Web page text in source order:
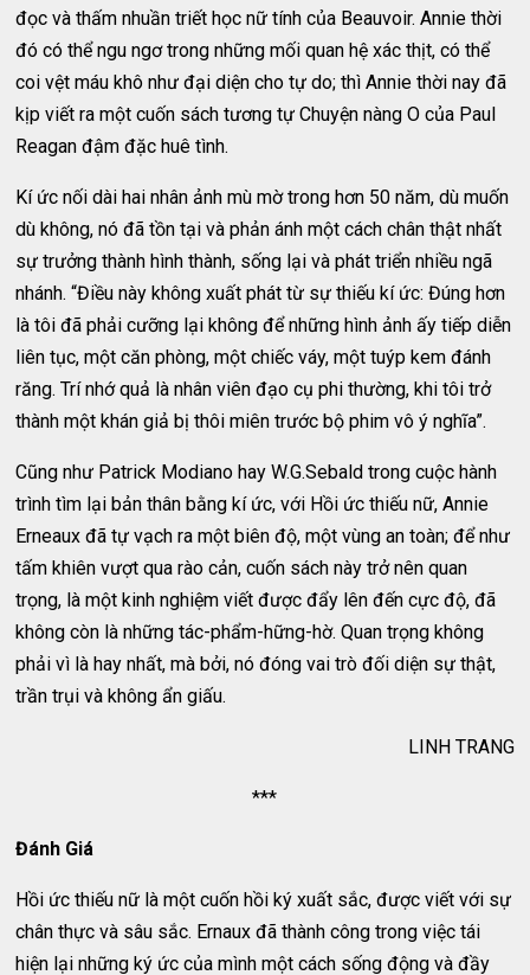
đọc và thấm nhuần triết học nữ tính của Beauvoir. Annie thời
đó có thể ngu ngơ trong những mối quan hệ xác thịt, có thể
coi vệt máu khô như đại diện cho tự do; thì Annie thời nay đã
kịp viết ra một cuốn sách tương tự Chuyện nàng O của Paul
Reagan đậm đặc huê tình.
Kí ức nối dài hai nhân ảnh mù mờ trong hơn 50 năm, dù muốn
dù không, nó đã tồn tại và phản ánh một cách chân thật nhất
sự trưởng thành hình thành, sống lại và phát triển nhiều ngã
nhánh. “Điều này không xuất phát từ sự thiếu kí ức: Đúng hơn
là tôi đã phải cưỡng lại không để những hình ảnh ấy tiếp diễn
liên tục, một căn phòng, một chiếc váy, một tuýp kem đánh
răng. Trí nhớ quả là nhân viên đạo cụ phi thường, khi tôi trở
thành một khán giả bị thôi miên trước bộ phim vô ý nghĩa”.
Cũng như Patrick Modiano hay W.G.Sebald trong cuộc hành
trình tìm lại bản thân bằng kí ức, với Hồi ức thiếu nữ, Annie
Erneaux đã tự vạch ra một biên độ, một vùng an toàn; để như
tấm khiên vượt qua rào cản, cuốn sách này trở nên quan
trọng, là một kinh nghiệm viết được đẩy lên đến cực độ, đã
không còn là những tác-phẩm-hững-hờ. Quan trọng không
phải vì là hay nhất, mà bởi, nó đóng vai trò đối diện sự thật,
trần trụi và không ẩn giấu.
LINH TRANG
***
Đánh Giá
Hồi ức thiếu nữ là một cuốn hồi ký xuất sắc, được viết với sự
chân thực và sâu sắc. Ernaux đã thành công trong việc tái
hiện lại những ký ức của mình một cách sống động và đầy